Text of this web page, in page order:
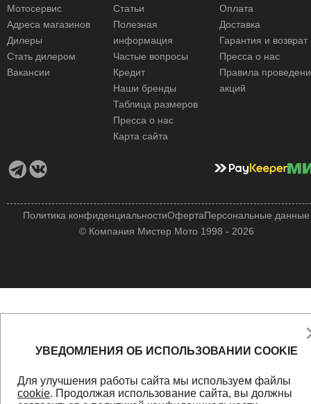
Мотосервис
Адреса магазинов
Дилеры
Стать дилером
Вакансии
Статьи
Полезная
информация
Частые вопросы
Кредит
Наши бренды
Таблица размеров
Пресса о нас
Карта сайта
Оплата
Доставка
Гарантия и возврат
Пресса о нас
Правила
акций
© Компания Мистер Мото 1998 - 2026
Политика конфиденциальностиОфертаПерсональные данные
УВЕДОМЛЕНИЯ ОБ ИСПОЛЬЗОВАНИИ COOKIE
Для улучшения работы сайта мы используем файлы
cookie. Продолжая использование сайта, вы должны